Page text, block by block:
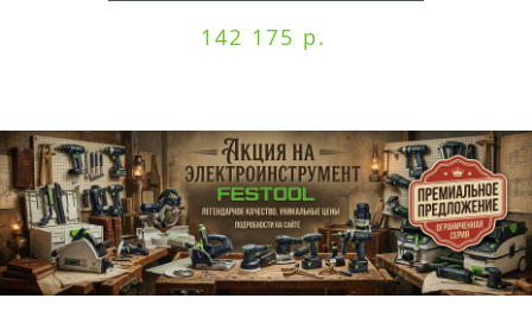
142 175 р.